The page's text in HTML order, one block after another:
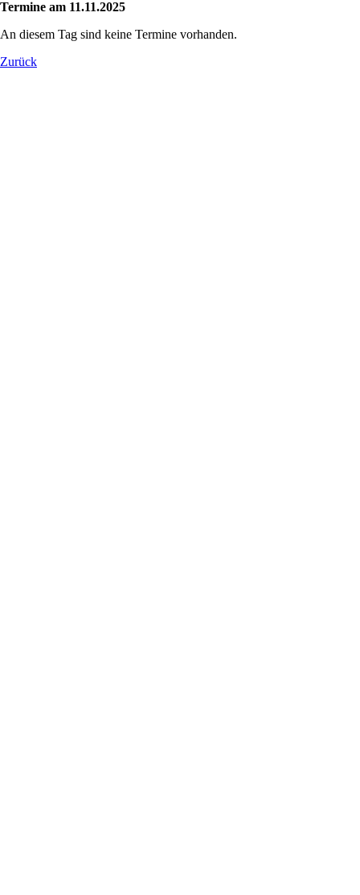
Termine am 11.11.2025
An diesem Tag sind keine Termine vorhanden.
Zurück